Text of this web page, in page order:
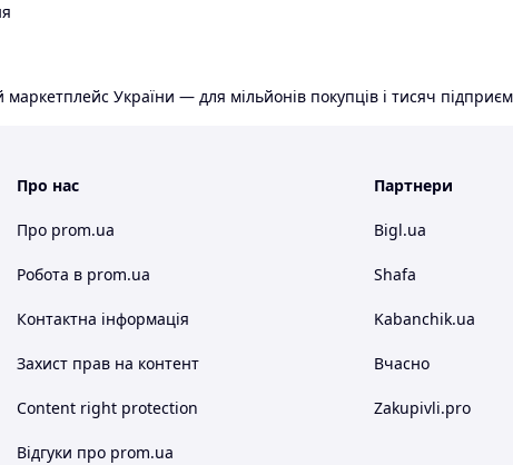
України — для мільйонів покупців і тисяч
Про нас
Про prom.ua
Робота в prom.ua
Контактна інформація
Захист прав на контент
Content right protection
Відгуки про prom.ua
Партнери
Bigl.ua
Shafa
Kabanchik.ua
Вчасно
Zakupivli.pro